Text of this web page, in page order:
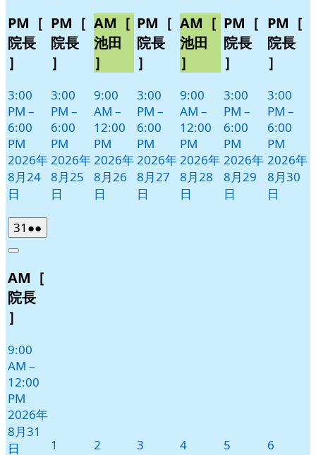
PM［
院長
］
3:00
PM –
6:00
PM
2026年
8月24
日
PM［
院長
］
3:00
PM –
6:00
PM
2026年
8月25
日
AM［
池田
］
9:00
AM –
12:00
PM
2026年
8月26
日
PM［
院長
］
3:00
PM –
6:00
PM
2026年
8月27
日
AM［
池田
］
9:00
AM –
12:00
PM
2026年
8月28
日
PM［
院長
］
3:00
PM –
6:00
PM
2026年
8月29
日
PM［
院長
］
3:00
PM –
6:00
PM
2026年
8月30
日
31 2026
年
月
31
日
●●
件
イ
Close
AM［
院長
］
9:00
AM –
12:00
PM
2026年
8月31
日
1 2 3 42026
5 6